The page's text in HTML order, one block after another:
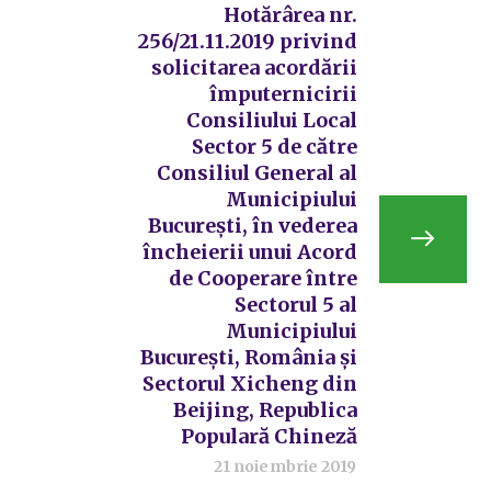
Hotărârea nr.
256/21.11.2019 privind
solicitarea acordării
împuternicirii
Consiliului Local
Sector 5 de către
Consiliul General al
Municipiului
București, în vederea
încheierii unui Acord
de Cooperare între
Sectorul 5 al
Municipiului
București, România și
Sectorul Xicheng din
Beijing, Republica
Populară Chineză
21 noiembrie 2019